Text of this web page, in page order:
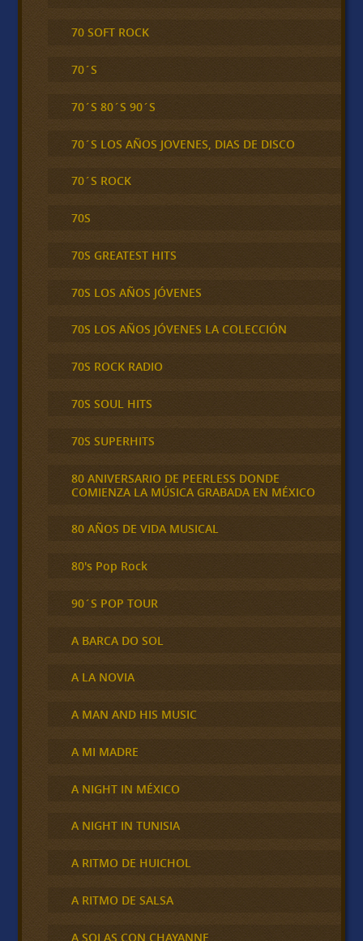
70 SOFT ROCK
70´S
70´S 80´S 90´S
70´S LOS AÑOS JOVENES, DIAS DE DISCO
70´S ROCK
70S
70S GREATEST HITS
70S LOS AÑOS JÓVENES
70S LOS AÑOS JÓVENES LA COLECCIÓN
70S ROCK RADIO
70S SOUL HITS
70S SUPERHITS
80 ANIVERSARIO DE PEERLESS DONDE
COMIENZA LA MÚSICA GRABADA EN MÉXICO
80 AÑOS DE VIDA MUSICAL
80's Pop Rock
90´S POP TOUR
A BARCA DO SOL
A LA NOVIA
A MAN AND HIS MUSIC
A MI MADRE
A NIGHT IN MÉXICO
A NIGHT IN TUNISIA
A RITMO DE HUICHOL
A RITMO DE SALSA
A SOLAS CON CHAYANNE